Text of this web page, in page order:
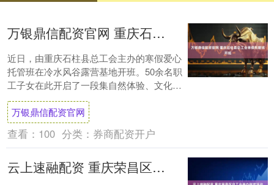
万银鼎信配资官网 重庆石柱县总工会寒假托管班开班
近日，由重庆石柱县总工会主办的寒假爱心
托管班在冷水风谷露营基地开班。50余名职
工子女在此开启了一段集自然体验、文化传
承与素质拓展于一体的缤纷冬日之旅。 开班
仪式....
万银鼎信配资官网
查看： 100 分类： 券商配资开户
云上速融配资 重庆荣昌区总工会举办联欢活动